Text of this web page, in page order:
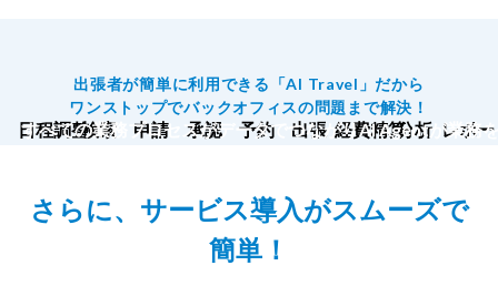
出張者が簡単に利用できる「AI Travel」だから
ワンストップでバックオフィスの問題まで解決！
日程調整検索 申請 承認 予約 出張 経費精算分析 レポ
すべての業務プロセスがデータでつながりAI Agentが業務
さらに、サービス導入がスムーズで
簡単！